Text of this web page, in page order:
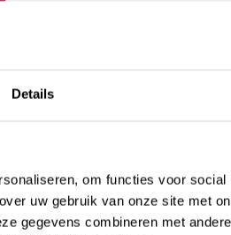
Details
om functies voor social
uw gebruik van onze site met
gegevens combineren met